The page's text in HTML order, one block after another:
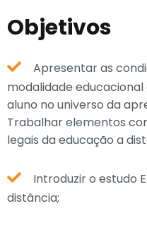
Objetivos
Apresentar as
modalidade
aluno no universo da
Trabalhar elementos
legais da educação a
Introduzir o estudo
distância;